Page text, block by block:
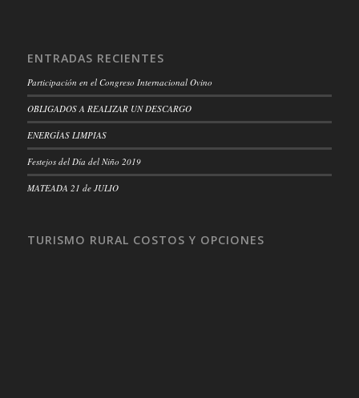
ENTRADAS RECIENTES
Participación en el Congreso Internacional Ovino
OBLIGADOS A REALIZAR UN DESCARGO
ENERGÍAS LIMPIAS
Festejos del Día del Niño 2019
MATEADA 21 de JULIO
TURISMO RURAL COSTOS Y OPCIONES